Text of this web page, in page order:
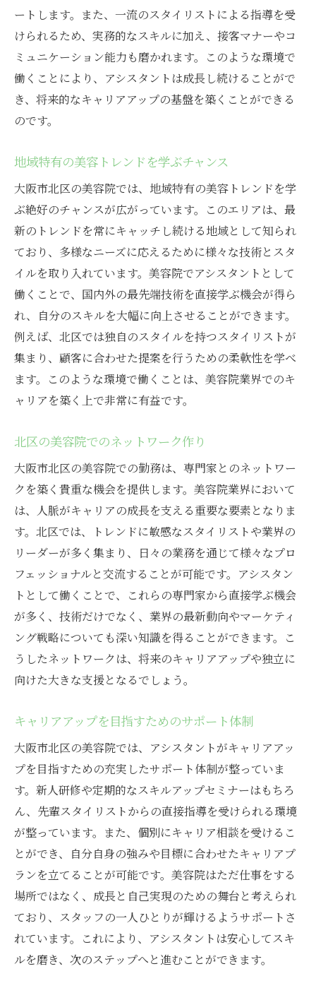
創意工夫で顧客満足度を向上
個性を生かしたスタイリングのアプローチ
チームワークを高める個性と役割
北区での個性を活かしたキャリアの描き方
自分らしく働ける美容院を大阪市北区で見つけ
る方法
北区の美容院文化に合った職場探し
職場訪問で確認する重要ポイント
同僚との相性を考慮した選択
働きやすさを重視した福利厚生の確認
自分の価値観に合う美容院の見つけ方
大阪市北区でアシスタントとして美容院業界に
挑戦する
初めての美容院勤務での心構え
北区の美容院でのアシスタント業務の流れ
仕事を通じて広がる人脈作り
挑戦を続けるためのメンタルヘルス管理
自己成長を促すフィードバックの受け方
美容院アシスタントのキャリア形成を大阪市北
区で実現
キャリアプランの立て方と進め方
北区でのキャリア形成に役立つ資格
実績を積み重ねるための戦略
転職を視野に入れた経験の積み方
北区でのキャリア相談の場を活用する
長期的なキャリアゴールを見据えた行動
大阪市北区の美容院でアシスタントとして輝く
成功するためのアシスタント業務の心得
北区の美容院でのチームの一員としての役
割
ポジティブな職場環境を作るためのコミュ
ニケーション
顧客からの信頼を得るための接客スキル
プロフェッショナリズムを磨くための自己
啓発
毎日の業務で輝きを放つための工夫
ートします。また、一流のスタイリストによる指導を受
けられるため、実務的なスキルに加え、接客マナーやコ
ミュニケーション能力も磨かれます。このような環境で
働くことにより、アシスタントは成長し続けることがで
き、将来的なキャリアアップの基盤を築くことができる
のです。
地域特有の美容トレンドを学ぶチャンス
大阪市北区の美容院では、地域特有の美容トレンドを学
ぶ絶好のチャンスが広がっています。このエリアは、最
新のトレンドを常にキャッチし続ける地域として知られ
ており、多様なニーズに応えるために様々な技術とスタ
イルを取り入れています。美容院でアシスタントとして
働くことで、国内外の最先端技術を直接学ぶ機会が得ら
れ、自分のスキルを大幅に向上させることができます。
例えば、北区では独自のスタイルを持つスタイリストが
集まり、顧客に合わせた提案を行うための柔軟性を学べ
ます。このような環境で働くことは、美容院業界でのキ
ャリアを築く上で非常に有益です。
北区の美容院でのネットワーク作り
大阪市北区の美容院での勤務は、専門家とのネットワー
クを築く貴重な機会を提供します。美容院業界において
は、人脈がキャリアの成長を支える重要な要素となりま
す。北区では、トレンドに敏感なスタイリストや業界の
リーダーが多く集まり、日々の業務を通じて様々なプロ
フェッショナルと交流することが可能です。アシスタン
トとして働くことで、これらの専門家から直接学ぶ機会
が多く、技術だけでなく、業界の最新動向やマーケティ
ング戦略についても深い知識を得ることができます。こ
うしたネットワークは、将来のキャリアアップや独立に
向けた大きな支援となるでしょう。
キャリアアップを目指すためのサポート体制
大阪市北区の美容院では、アシスタントがキャリアアッ
プを目指すための充実したサポート体制が整っていま
す。新人研修や定期的なスキルアップセミナーはもちろ
ん、先輩スタイリストからの直接指導を受けられる環境
が整っています。また、個別にキャリア相談を受けるこ
とができ、自分自身の強みや目標に合わせたキャリアプ
ランを立てることが可能です。美容院はただ仕事をする
場所ではなく、成長と自己実現のための舞台と考えられ
ており、スタッフの一人ひとりが輝けるようサポートさ
れています。これにより、アシスタントは安心してスキ
ルを磨き、次のステップへと進むことができます。